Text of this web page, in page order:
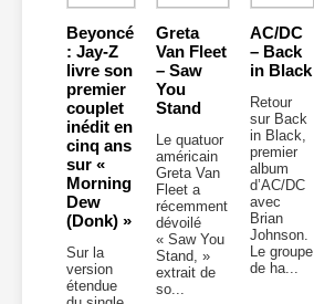
Beyoncé
: Jay-Z
livre son
premier
couplet
inédit en
cinq ans
sur «
Morning
Dew
(Donk) »
Sur la
version
étendue
Greta
Van Fleet
– Saw
You
Stand
Le quatuor
américain
Greta Van
Fleet a
récemment
dévoilé
« Saw You
Stand, »
extrait de
so...
AC/DC
– Back
in Black
Retour
sur Back
in Black,
premier
album
d’AC/DC
avec
Brian
Johnson.
Le groupe
de ha...